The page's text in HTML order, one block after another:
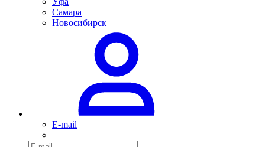
Самара
Новосибирск
E-mail